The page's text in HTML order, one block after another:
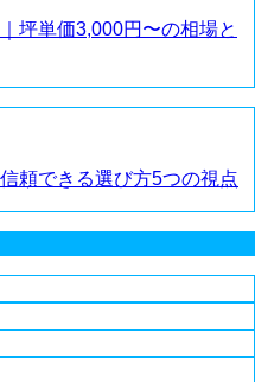
坪単価3,000円〜の相場と
頼できる選び方5つの視点